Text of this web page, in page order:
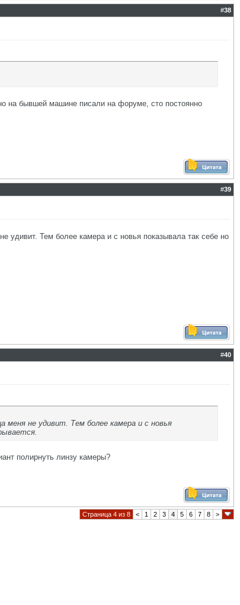
#38
на бывшей машине писали на форуме, сто постоянно
#39
удивит. Тем более камера и с новья показывала так себе но
#40
меня не удивит. Тем более камера и с новья
полирнуть линзу камеры?
Страница 4 из 8 < 1 2 3 4 5 6 7 8 >